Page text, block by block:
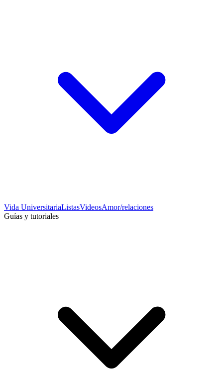
Vida UniversitariaListasVideosAmor/relaciones
Guías y tutoriales